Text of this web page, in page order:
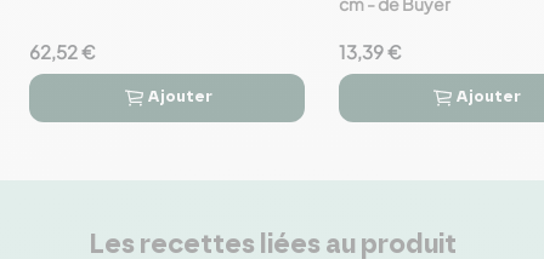
62,52 €
 
Ajouter
13,39 €
 
Ajouter
Les recettes liées au produit